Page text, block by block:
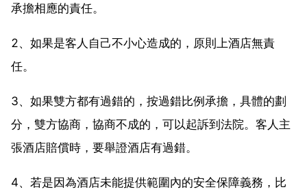
承擔相應的責任。
2、如果是客人自己不小心造成的，原則上酒店無責
任。
3、如果雙方都有過錯的，按過錯比例承擔，具體的劃
分，雙方協商，協商不成的，可以起訴到法院。客人主
張酒店賠償時，要舉證酒店有過錯。
4、若是因為酒店未能提供範圍內的安全保障義務，比